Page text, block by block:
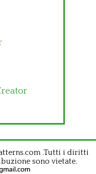
.Tutti i diritti
sono vietate.